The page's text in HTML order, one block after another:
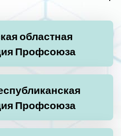
областная
Профсоюза
Профсоюза